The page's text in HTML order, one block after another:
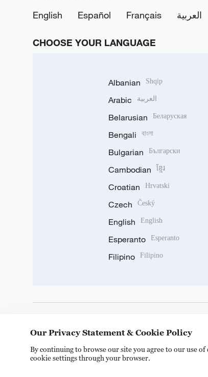
English
Español Français العربية
CHOOSE YOUR LANGUAGE
Albanian Shqip
Arabic العربية
Belarusian Беларуская
Bengali বাংলা
Bulgarian Български
Cambodian ខ្មែរ
Croatian Hrvatski
Czech Český
English English
Esperanto Esperanto
Filipino Filipino
Our Privacy Statement & Cookie Policy
By continuing to browse our site you agree to our use
cookie settings through your browser.